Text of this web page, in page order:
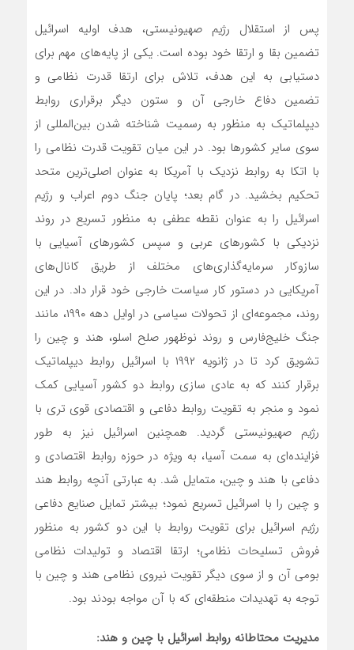
پس از استقلال رژیم صهیونیستی، هدف اولیه اسرائیل
تضمین بقا و ارتقا خود بوده است. یکی از پایه‌های مهم برای
دستیابی به این هدف، تلاش برای ارتقا قدرت نظامی و
تضمین دفاع خارجی آن و ستون دیگر برقراری روابط
دیپلماتیک به منظور به رسمیت شناخته شدن بین‌المللی از
سوی سایر کشورها بود. در این میان تقویت قدرت نظامی را
با اتکا به روابط نزدیک با آمریکا به عنوان اصلی‌ترین متحد
تحکیم بخشید. در گام بعد؛ پایان جنگ دوم اعراب و رژیم
اسرائیل را به عنوان نقطه عطفی به منظور تسریع در روند
نزدیکی با کشورهای عربی و سپس کشورهای آسیایی با
سازوکار سرمایه‌گذاری‌های مختلف از طریق کانال‌های
آمریکایی در دستور کار سیاست خارجی خود قرار داد. در این
روند، مجموعه‌ای از تحولات سیاسی در اوایل دهه ۱۹۹۰، مانند
جنگ خلیج‌فارس و روند نوظهور صلح اسلو، هند و چین را
تشویق کرد تا در ژانویه ۱۹۹۲ با اسرائیل روابط دیپلماتیک
برقرار کنند که به عادی سازی روابط دو کشور آسیایی کمک
نمود و منجر به تقویت روابط دفاعی و اقتصادی قوی تری با
رژیم صهیونیستی گردید. همچنین اسرائیل نیز به طور
فزاینده‌ای به سمت آسیا، به ویژه در حوزه روابط اقتصادی و
دفاعی با هند و چین، متمایل شد. به عبارتی آنچه روابط هند
و چین را با اسرائیل تسریع نمود؛ بیشتر تمایل صنایع دفاعی
رژیم اسرائیل برای تقویت روابط با این دو کشور به منظور
فروش تسلیحات نظامی؛ ارتقا اقتصاد و تولیدات نظامی
بومی آن و از سوی دیگر تقویت نیروی نظامی هند و چین با
توجه به تهدیدات منطقه‌ای که با آن مواجه بودند بود.
مدیریت محتاطانه روابط اسرائیل با چین و هند: